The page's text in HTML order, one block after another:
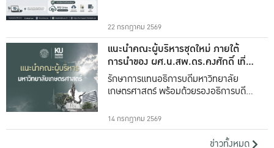
22 กรกฎาคม 2569
แนะนำคณะผู้บริหารชุดใหม่ ภายใต้
การนำของ ผศ.น.สพ.ดร.คงศักดิ์ เที่ยง
ธรรม
รักษาการแทนอธิการบดีมหาวิทยาลัย
เกษตรศาสตร์ พร้อมด้วยรองอธิการบดีทั้ง
14 กรกฎาคม 2569
ข่าวทั้งหมด